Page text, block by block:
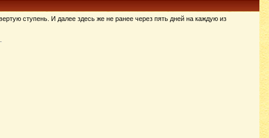
ступень. И далее здесь же не ранее через пять дней на каждую из